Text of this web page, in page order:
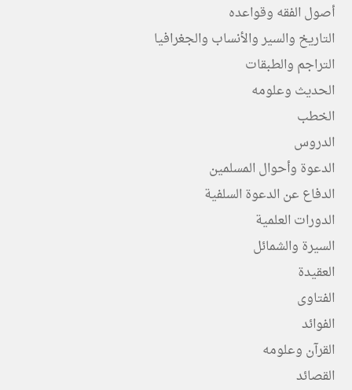
أصول الفقه وقواعده
التاريخ والسير والأنساب والجغرافيا
التراجم والطبقات
الحديث وعلومه
الخطب
الدروس
الدعوة وأحوال المسلمين
الدفاع عن الدعوة السلفية
الدورات العلمية
السيرة والشمائل
العقيدة
الفتاوى
الفوائد
القرآن وعلومه
القصائد